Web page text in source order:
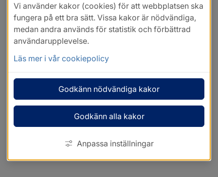
Vi använder kakor (cookies) för att webbplatsen ska
fungera på ett bra sätt. Vissa kakor är nödvändiga,
medan andra används för statistik och förbättrad
användarupplevelse.
Läs mer i vår cookiepolicy
Godkänn nödvändiga kakor
Godkänn alla kakor
Anpassa inställningar